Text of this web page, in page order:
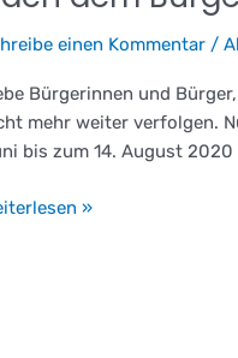
einen Kommentar /
Bürgerinnen und
mehr weiter verfolgen.
bis zum 14. August
»